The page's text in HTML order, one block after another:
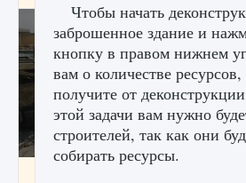
Чтобы начать
заброшенное здание и
кнопку в правом нижнем
вам о количестве
получите от
этой задачи вам нужно
строителей, так как они
собирать ресурсы.